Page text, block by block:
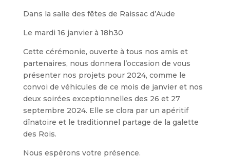
Dans la salle des fêtes de Raissac d’Aude
Le mardi 16 janvier à 18h30
Cette cérémonie, ouverte à tous nos amis et
partenaires, nous donnera l’occasion de vous
présenter nos projets pour 2024, comme le
convoi de véhicules de ce mois de janvier et nos
deux soirées exceptionnelles des 26 et 27
septembre 2024. Elle se clora par un apéritif
dînatoire et le traditionnel partage de la galette
des Rois.
Nous espérons votre présence.